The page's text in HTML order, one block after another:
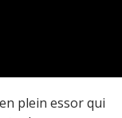
plein essor qui